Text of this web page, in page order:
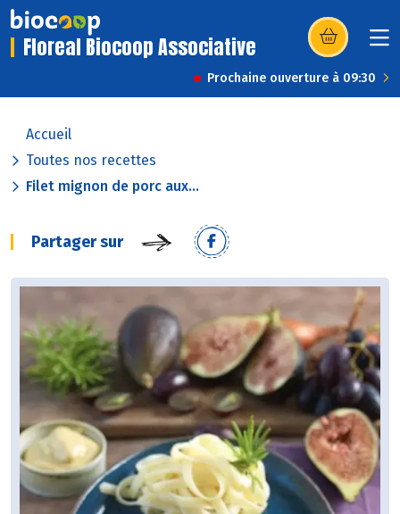
Floreal Biocoop Associative (s’ouvre dans
Prochaine ouverture à 09:30
Accueil
Toutes nos recettes
Filet mignon de porc aux...
Partager sur